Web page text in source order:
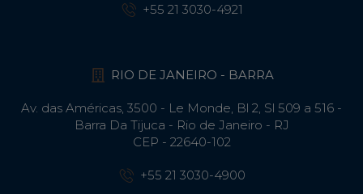
+55 21 3030-4921
RIO DE JANEIRO - BARRA
Av. das Américas, 3500 - Le Monde, Bl 2, Sl 509 a 516 -
Barra Da Tijuca - Rio de Janeiro - RJ
CEP - 22640-102​
+55 21 3030-4900